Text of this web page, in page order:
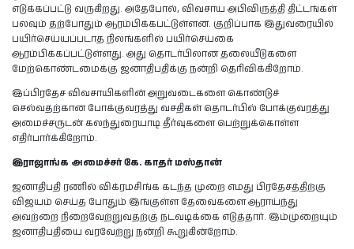
எடுக்கப்பட்டு வருகிறது. அதேபோல், விவசாய அபிவிருத்தி திட்டங்கள்
பலவும் தற்போதும் ஆரம்பிக்கபட்டுள்ளன. குறிப்பாக இதுவரையில்
பயிர்செய்யப்படாத நிலங்களில் பயிர்செய்கை
ஆரம்பிக்கப்பட்டுள்ளது. அது தொடர்பிலான தலையீடுகளை
மேற்கொண்டமைக்கு ஜனாதிபதிக்கு நன்றி தெரிவிக்கிறோம்.
இப்பிரதேச விவசாயிகளின் அறுவடைகளை கொண்டுச்
செல்வதற்கான போக்குவரத்து வசதிகள் தொடர்பில் போக்குவரத்து
அமைச்சருடன் கலந்துரையாடி தீர்வுகளை பெற்றுக்கொள்ள
எதிர்பார்க்கிறோம்.
இராஜாங்க அமைச்சர் கே. காதர் மஸ்தான்
ஜனாதிபதி ரணில் விக்ரமசிங்க கடந்த முறை எமது பிரதேசத்திற்கு
விஜயம் செய்த போதும் இங்குள்ள தேவைகளை ஆராய்ந்து
அவற்றை நிறைவேற்றுவதற்கு நடவடிக்கை எடுத்தார். இம்முறையும்
ஜனாதிபதியை வரவேற்று நன்றி கூறுகின்றோம்.